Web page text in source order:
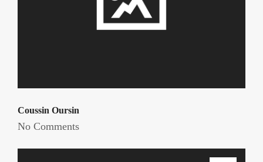
Coussin Oursin
No Comments